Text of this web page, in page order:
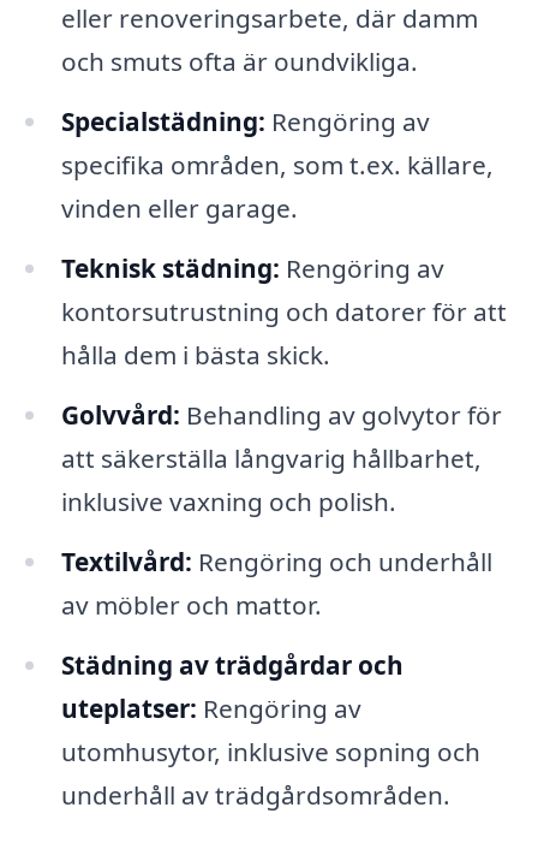
eller renoveringsarbete, där damm
och smuts ofta är oundvikliga.
Specialstädning: Rengöring av
specifika områden, som t.ex. källare,
vinden eller garage.
Teknisk städning: Rengöring av
kontorsutrustning och datorer för att
hålla dem i bästa skick.
Golvvård: Behandling av golvytor för
att säkerställa långvarig hållbarhet,
inklusive vaxning och polish.
Textilvård: Rengöring och underhåll
av möbler och mattor.
Städning av trädgårdar och
uteplatser: Rengöring av
utomhusytor, inklusive sopning och
underhåll av trädgårdsområden.